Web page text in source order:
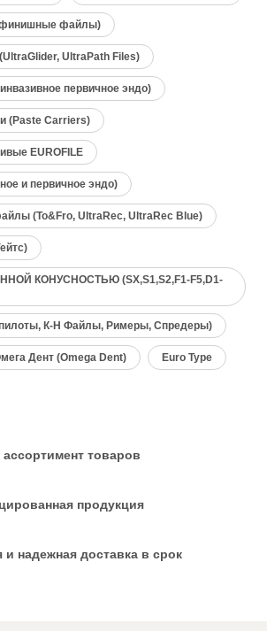
финишные файлы)
UltraPath Files)
первичное эндо)
(Paste Carriers)
EUROFILE
и первичное эндо)
(To&Fro, UltraRec, UltraRec Blue)
КОНУСНОСТЬЮ (SX,S1,S2,F1-F5,D1-
К-H Файлы, Римеры, Спредеры)
Дент (Omega Dent) Euro Type
товаров
продукция
и надежная доставка в срок